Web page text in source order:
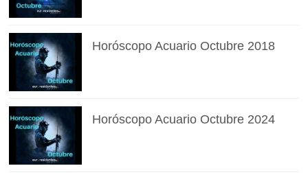
Horóscopo Acuario Octubre 2018
Horóscopo Acuario Octubre 2024